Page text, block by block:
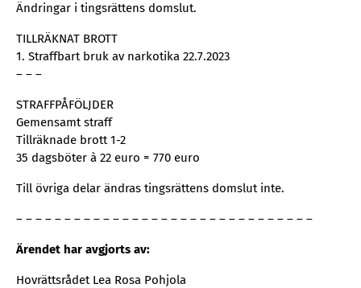
Ändringar i tingsrättens domslut.
TILLRÄKNAT BROTT
1. Straffbart bruk av narkotika 22.7.2023
– – –
STRAFFPÅFÖLJDER
Gemensamt straff
Tillräknade brott 1-2
35 dagsböter à 22 euro = 770 euro
Till övriga delar ändras tingsrättens domslut inte.
– – – – – – – – – – – – – – – – – – – – – – – – – – – – – – –
Ärendet har avgjorts av:
Hovrättsrådet Lea Rosa Pohjola